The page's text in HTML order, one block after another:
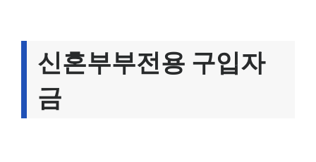
신혼부부전용 구입자
금